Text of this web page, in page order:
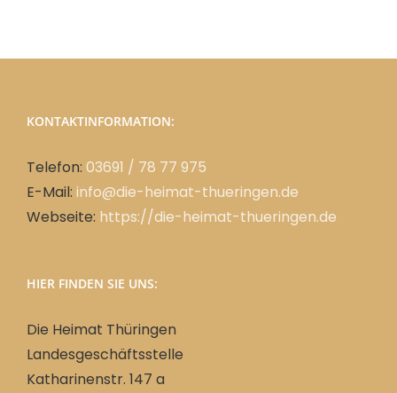
KONTAKTINFORMATION:
Telefon: 03691 / 78 77 975
E-Mail: info@die-heimat-thueringen.de
Webseite: https://die-heimat-thueringen.de
HIER FINDEN SIE UNS:
Die Heimat Thüringen
Landesgeschäftsstelle
Katharinenstr. 147 a